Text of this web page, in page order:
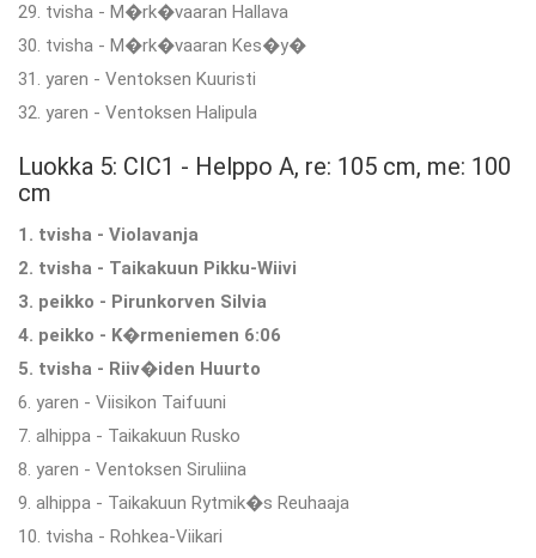
29. tvisha - M�rk�vaaran Hallava
30. tvisha - M�rk�vaaran Kes�y�
31. yaren - Ventoksen Kuuristi
32. yaren - Ventoksen Halipula
Luokka 5: CIC1 - Helppo A, re: 105 cm, me: 100
cm
1. tvisha - Violavanja
2. tvisha - Taikakuun Pikku-Wiivi
3. peikko - Pirunkorven Silvia
4. peikko - K�rmeniemen 6:06
5. tvisha - Riiv�iden Huurto
6. yaren - Viisikon Taifuuni
7. alhippa - Taikakuun Rusko
8. yaren - Ventoksen Siruliina
9. alhippa - Taikakuun Rytmik�s Reuhaaja
10. tvisha - Rohkea-Viikari